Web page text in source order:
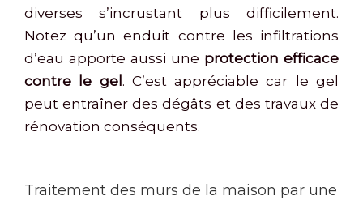
diverses s’incrustant plus difficilement.
Notez qu’un enduit contre les infiltrations
d’eau apporte aussi une protection efficace
contre le gel . C’est appréciable car le gel
peut entraîner des dégâts et des travaux de
rénovation conséquents.
Traitement des murs de la maison par une